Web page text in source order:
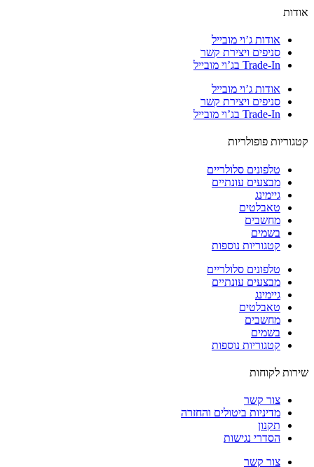
אודות ג’וי מובייל
סניפים ויצירת קשר
Trade-In בג’וי מובייל
אודות ג’וי מובייל
סניפים ויצירת קשר
Trade-In בג’וי מובייל
פופולריות
טלפונים סלולריים
מבצעים עונתיים
גיימינג
טאבלטים
מחשבים
בשמים
קטגוריות נוספות
טלפונים סלולריים
מבצעים עונתיים
גיימינג
טאבלטים
מחשבים
בשמים
קטגוריות נוספות
לקוחות
צור קשר
מדיניות ביטולים והחזרה
תקנון
הסדרי נגישות
צור קשר